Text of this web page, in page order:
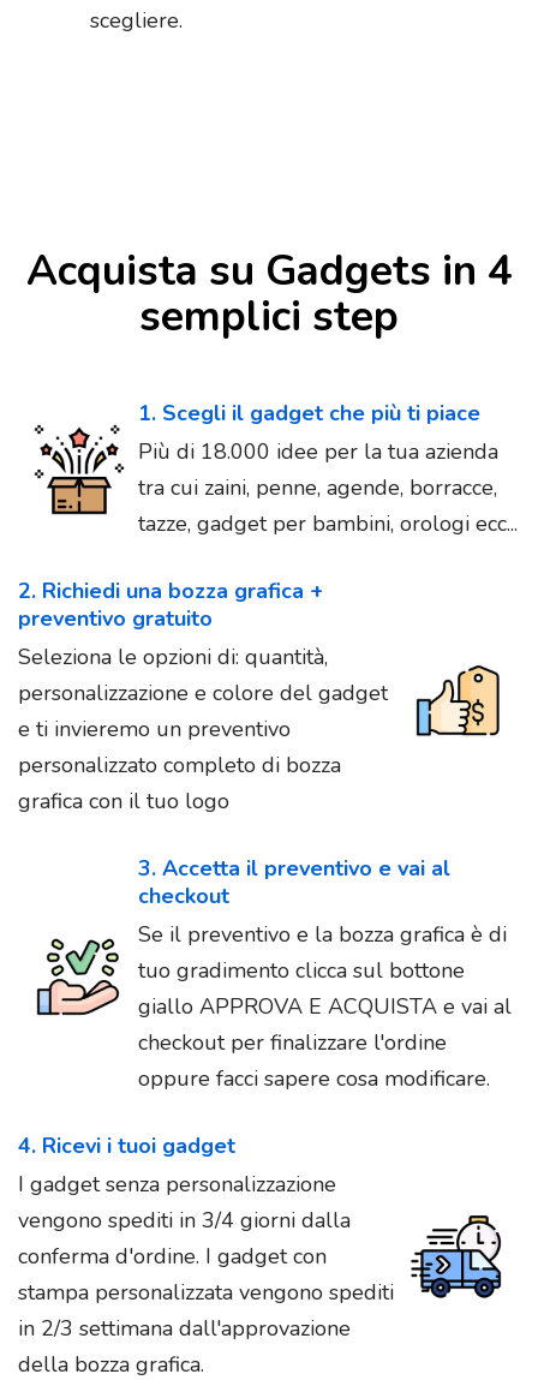
scegliere.
Acquista su Gadgets in 4
semplici step
1. Scegli il gadget che più ti piace
Più di 18.000 idee per la tua azienda
tra cui zaini, penne, agende, borracce,
tazze, gadget per bambini, orologi ecc...
2. Richiedi una bozza grafica +
preventivo gratuito
Seleziona le opzioni di: quantità,
personalizzazione e colore del gadget
e ti invieremo un preventivo
personalizzato completo di bozza
grafica con il tuo logo
3. Accetta il preventivo e vai al
checkout
Se il preventivo e la bozza grafica è di
tuo gradimento clicca sul bottone
giallo APPROVA E ACQUISTA e vai al
checkout per finalizzare l'ordine
oppure facci sapere cosa modificare.
4. Ricevi i tuoi gadget
I gadget senza personalizzazione
vengono spediti in 3/4 giorni dalla
conferma d'ordine. I gadget con
stampa personalizzata vengono spediti
in 2/3 settimana dall'approvazione
della bozza grafica.